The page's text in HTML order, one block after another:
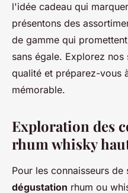
l'idée cadeau qui
présentons des
de gamme qui
sans égale. Explorez
qualité et préparez-vous
mémorable.
Exploration des
rhum whisky
Pour les connaisseurs de
dégustation rhum ou